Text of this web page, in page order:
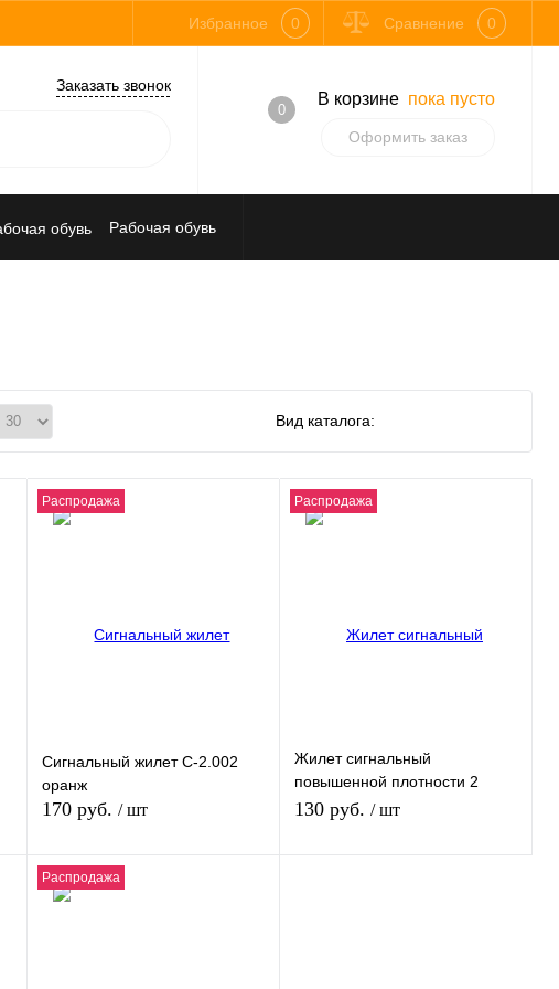
Избранное 0 Сравнение 0
Заказать звонок
0
В корзине пока пусто
Оформить заказ
Рабочая обувь
Вид каталога:
Распродажа
Сигнальный жилет С-2.002
оранж
170 руб. / шт
Распродажа
Жилет сигнальный
повышенной плотности 2
полосы лимонный
130 руб. / шт
Распродажа